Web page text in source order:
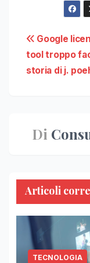
articoli
Google
tool troppo
storia di j.
Di
Articoli
TECNOLOGIA